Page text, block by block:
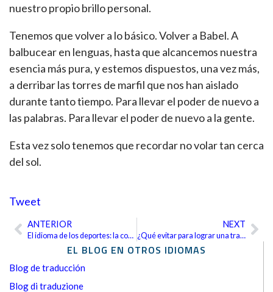
EL BLOG EN OTROS IDIOMAS
Blog de traducción
Blog di traduzione
nuestro propio brillo personal.
Tenemos que volver a lo básico. Volver a Babel. A
balbucear en lenguas, hasta que alcancemos nuestra
esencia más pura, y estemos dispuestos, una vez más,
a derribar las torres de marfil que nos han aislado
durante tanto tiempo. Para llevar el poder de nuevo a
las palabras. Para llevar el poder de nuevo a la gente.
Esta vez solo tenemos que recordar no volar tan cerca
del sol.
Tweet
AntANTERIOR
El idioma de los deportes: la comunicación en el fútbol europeo
NEXT
¿Qué evitar para lograr una traducción perfecta?